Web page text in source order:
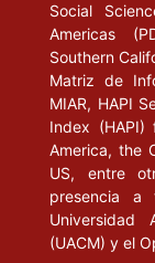
Social
Americas
Southern
Matriz de
MIAR, HAPI
Index
America, the
US, entre
presencia a
(UACM) y el